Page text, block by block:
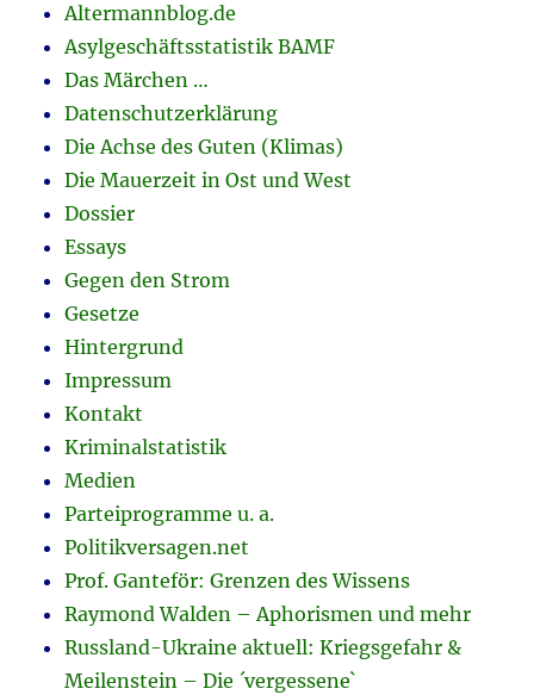
Altermannblog.de
Asylgeschäftsstatistik BAMF
Das Märchen …
Datenschutzerklärung
Die Achse des Guten (Klimas)
Die Mauerzeit in Ost und West
Dossier
Essays
Gegen den Strom
Gesetze
Hintergrund
Impressum
Kontakt
Kriminalstatistik
Medien
Parteiprogramme u. a.
Politikversagen.net
Prof. Ganteför: Grenzen des Wissens
Raymond Walden – Aphorismen und mehr
Russland-Ukraine aktuell: Kriegsgefahr &
Meilenstein – Die ´vergessene`